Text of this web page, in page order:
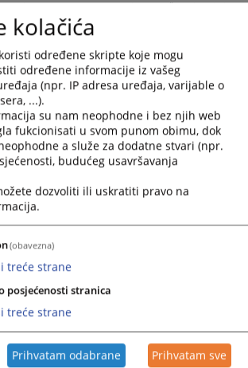
u relevantnom razdoblju. Sve sažetke izradio je
službeni dokument Evropskog suda za
na: Bosanski jezik
preuzimanju sadržaja
preuzimanja vijesti istu preuzeti u
navođenje izvora informacije.
za razdoblje od januara do marta 2016.
za razdoblje od aprila do juni 2016.
za razdoblje od jula do septembra 2016.
kolačića
određene skripte koje mogu
određene informacije iz vašeg
(npr. IP adresa uređaja, varijable o
...).
su nam neophodne i bez njih web
fukcionisati u svom punom obimu, dok
a služe za dodatne stvari (npr.
budućeg usavršavanja
dozvoliti ili uskratiti pravo na
(obavezna)
treće strane
posjećenosti stranica
treće strane
Prihvatam odabrane Prihvatam sve